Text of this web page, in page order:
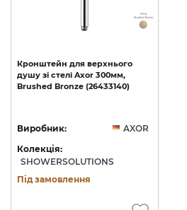
Кронштейн для верхнього
душу зі стелі Axor 300мм,
Brushed Bronze (26433140)
Виробник:
AXOR
Колекція:
SHOWERSOLUTIONS
Під замовлення